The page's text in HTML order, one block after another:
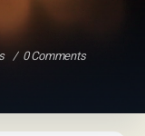
0 Comments